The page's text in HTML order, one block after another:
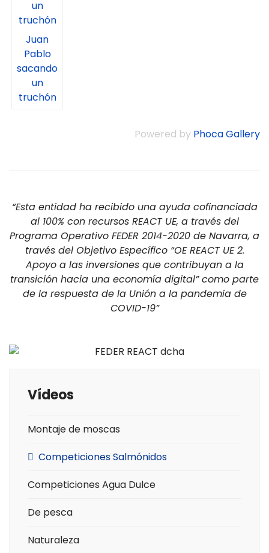
Juan
Pablo
sacando
un
truchón
Powered by Phoca Gallery
“Esta entidad ha recibido una ayuda cofinanciada
al 100% con recursos REACT UE, a través del
Programa Operativo FEDER 2014-2020 de Navarra, a
través del Objetivo Específico “OE REACT UE 2.
Apoyo a las inversiones que contribuyan a la
transición hacia una economía digital” como parte
de la respuesta de la Unión a la pandemia de
COVID-19”
Vídeos
Montaje de moscas
Competiciones Salmónidos
Competiciones Agua Dulce
De pesca
Naturaleza